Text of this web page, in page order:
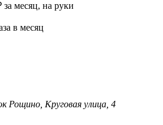
за месяц, на руки
в месяц
Рощино, Круговая улица, 4